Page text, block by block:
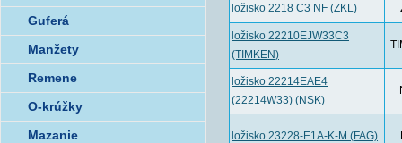
ložisko 2218 C3 NF (ZKL)
ložisko 22210EJW33C3
(TIMKEN)
ložisko 22214EAE4
(22214W33) (NSK)
ložisko 23228-E1A-K-M (FAG)
Guferá
Manžety
Remene
O-krúžky
Mazanie